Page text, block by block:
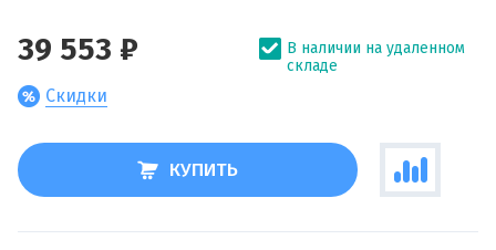
39 553 ₽
Скидки
В наличии на удаленном
складе
КУПИТЬ